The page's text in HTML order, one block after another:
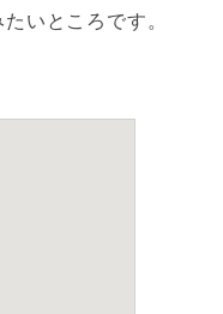
いところです。